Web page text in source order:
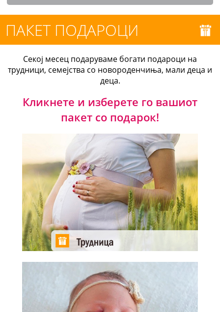
ПАКЕТ ПОДАРОЦИ
Секој месец подаруваме богати подароци на
трудници, семејства со новороденчиња, мали деца и
деца.
Кликнете и изберете го вашиот
пакет со подарок!